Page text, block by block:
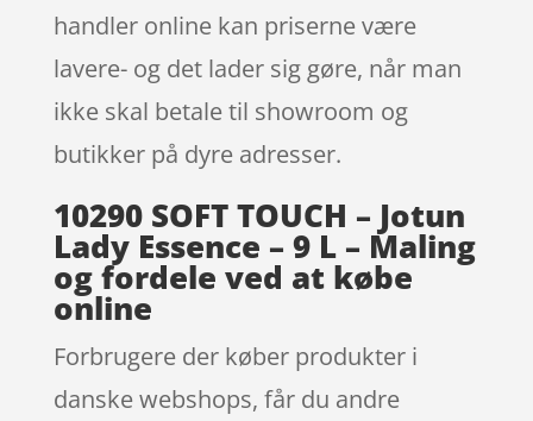
handler online kan priserne være
lavere- og det lader sig gøre, når man
ikke skal betale til showroom og
butikker på dyre adresser.
10290 SOFT TOUCH – Jotun
Lady Essence – 9 L – Maling
og fordele ved at købe
online
Forbrugere der køber produkter i
danske webshops, får du andre